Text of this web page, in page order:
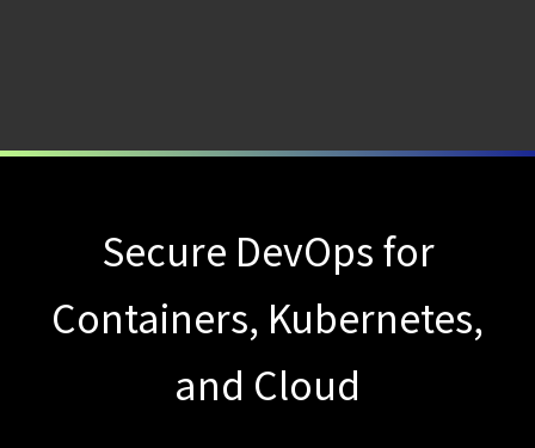
ガイド
【お知らせ】
ブログを更新しました
【ブログ】
コンテナセキュリティとは？
Secure DevOps for
Containers, Kubernetes,
and Cloud